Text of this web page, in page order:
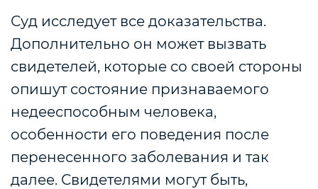
Суд исследует все доказательства.
Дополнительно он может вызвать
свидетелей, которые со своей стороны
опишут состояние признаваемого
недееспособным человека,
особенности его поведения после
перенесенного заболевания и так
далее. Свидетелями могут быть,